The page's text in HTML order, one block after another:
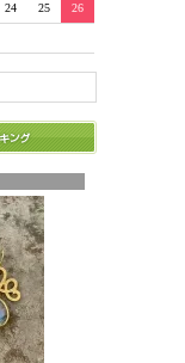
24 25 26